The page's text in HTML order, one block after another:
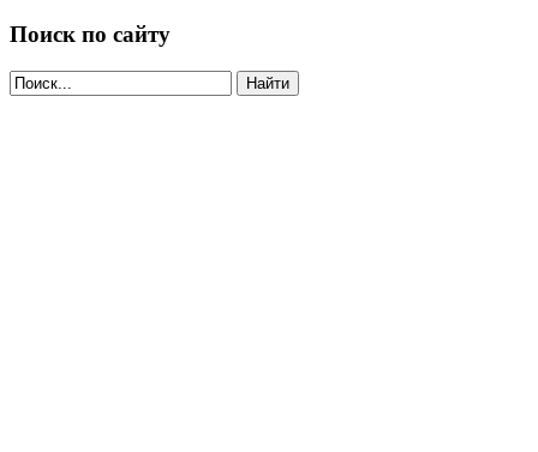
Поиск по сайту
Найти